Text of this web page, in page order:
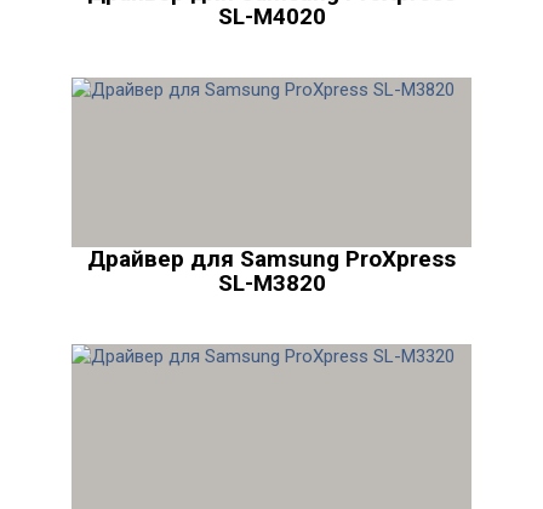
SL-M4020
Драйвер для Samsung ProXpress
SL-M3820